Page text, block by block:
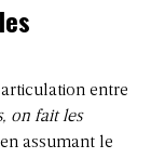
entre
on fait les
assumant le